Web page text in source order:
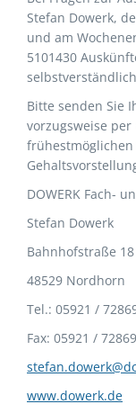
Stefan Dowerk,
und am
5101430
Bitte senden Sie
vorzugsweise
DOWERK Fach-
Stefan Dowerk
Bahnhofstraße 18
48529 Nordhorn
Tel.: 05921 /
Fax: 05921 /
www.dowerk.de